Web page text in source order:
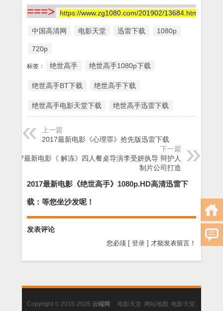
===>
https://www.zg1080.com/201902/13684.html
中国高清网 电影天堂 迅雷下载 1080p
720p
标签： 绝世高手 绝世高手1080p下载
绝世高手BT下载 绝世高手下载
绝世高手电影天堂下载 绝世高手迅雷下载
上一篇
2017最新电影《心理罪》抢先版迅雷下载
下一篇
2017最新电影《 解冻》四人餐桌导演李受妍执导 辩护人
制片公司打造
2017最新电影《绝世高手》1080p.HD高清迅雷下
载：等您坐沙发呢！
发表评论
您必须 [ 登录 ] 才能发表留言！
Copyright © 2016-2026 云端网 电影天堂 网站地图 电影天堂